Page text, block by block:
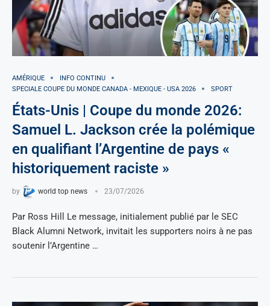
AMÉRIQUE
INFO CONTINU
SPECIALE COUPE DU MONDE CANADA - MEXIQUE - USA 2026
SPORT
États-Unis | Coupe du monde 2026:
Samuel L. Jackson crée la polémique
en qualifiant l’Argentine de pays «
historiquement raciste »
by world top news 23/07/2026
Par Ross Hill Le message, initialement publié par le SEC
Black Alumni Network, invitait les supporters noirs à ne pas
soutenir l’Argentine …